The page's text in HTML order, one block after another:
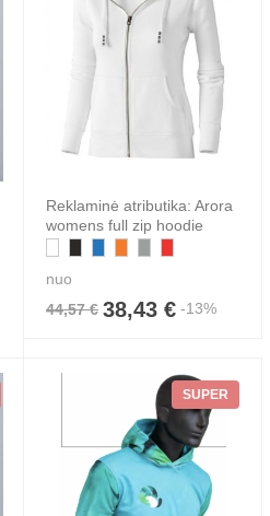
Reklaminė atributika: Arora
womens full zip hoodie
nuo
44,57 € 38,43 € -13%
SUPER